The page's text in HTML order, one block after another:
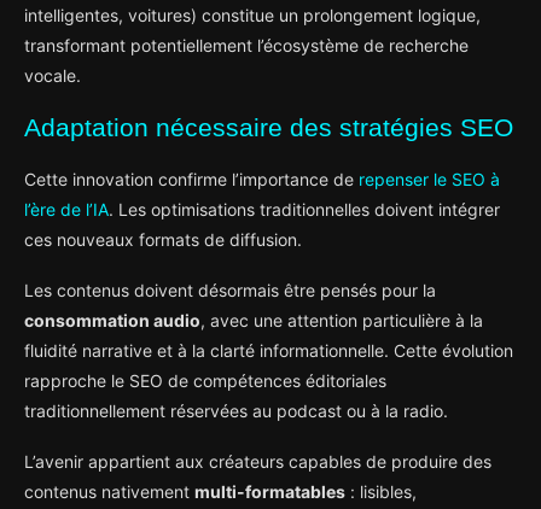
intelligentes, voitures) constitue un prolongement logique,
transformant potentiellement l’écosystème de recherche
vocale.
Adaptation nécessaire des stratégies SEO
Cette innovation confirme l’importance de repenser le SEO à
l’ère de l’IA. Les optimisations traditionnelles doivent intégrer
ces nouveaux formats de diffusion.
Les contenus doivent désormais être pensés pour la
consommation audio, avec une attention particulière à la
fluidité narrative et à la clarté informationnelle. Cette évolution
rapproche le SEO de compétences éditoriales
traditionnellement réservées au podcast ou à la radio.
L’avenir appartient aux créateurs capables de produire des
contenus nativement multi-formatables : lisibles,